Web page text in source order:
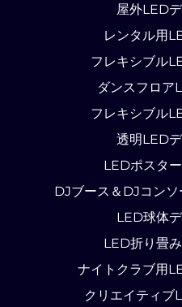
屋外LED
レンタル用
フレキシブル
ダンスフロア
フレキシブル
透明LED
LEDポスタ
DJブース＆DJコン
LED球体
LED折り畳
ナイトクラブ用
クリエイティブ